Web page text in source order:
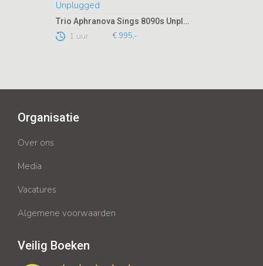
Trio Aphranova Sings 8090s Unplugged
1 uur € 995,-
Organisatie
Over ons
Media
Vacatures
Algemene voorwaarden
Veilig Boeken